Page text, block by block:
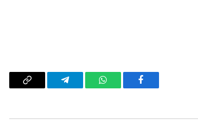
فيسبوك واتساب تيلقرام
Copy